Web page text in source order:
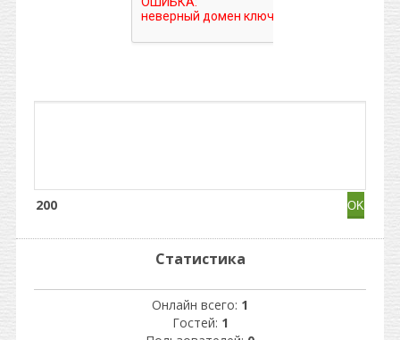
200
Статистика
Онлайн всего: 1
Гостей: 1